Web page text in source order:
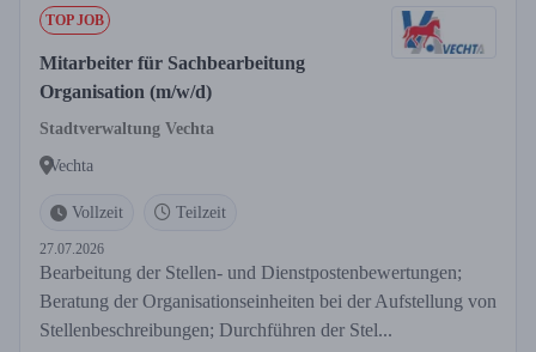
TOP JOB
Mitarbeiter für Sachbearbeitung
Organisation (m/w/d)
Stadtverwaltung Vechta
Vechta
Vollzeit Teilzeit
27.07.2026
Bearbeitung der Stellen- und Dienstpostenbewertungen;
Beratung der Organisationseinheiten bei der Aufstellung von
Stellenbeschreibungen; Durchführen der Stel...